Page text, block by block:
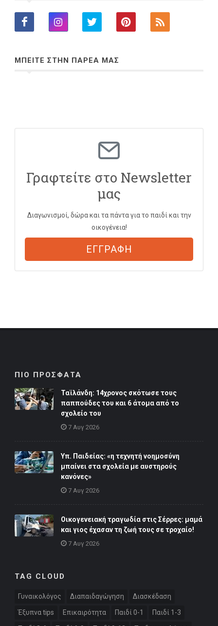
ΜΠΕΙΤΕ ΣΤΗΝ ΠΑΡΕΑ ΜΑΣ
Γραφτείτε στο Newsletter
μας
Διαγωνισμοί, δώρα και τα πάντα για το παιδί και την
οικογένεια!
ΕΓΓΡΑΦΗ
ΠΙΟ ΠΡΟΣΦΑΤΑ
Ταϊλάνδη: 14χρονος σκότωσε τους
παππούδες του και 6 άτομα από το
σχολείο του
7 Αυγ 2026
Υπ. Παιδείας: «η τεχνητή νοημοσύνη
μπαίνει στα σχολεία με αυστηρούς
κανόνες»
7 Αυγ 2026
Οικογενειακή τραγωδία στις Σέρρες: μαμά
και γιος έχασαν τη ζωή τους σε τροχαίο!
7 Αυγ 2026
TAG CLOUD
Γυναικολόγος Διαπαιδαγώγηση Διασκέδαση
Έξυπνα tips Επικαιρότητα Παιδί 0-1 Παιδί 1-3